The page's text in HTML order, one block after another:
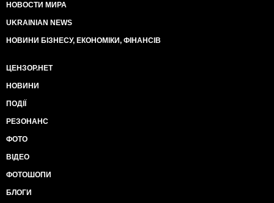
НОВОСТИ МИРА
UKRAINIAN NEWS
НОВИНИ БІЗНЕСУ, ЕКОНОМІКИ, ФІНАНСІВ
ЦЕНЗОР.НЕТ
НОВИНИ
ПОДІЇ
РЕЗОНАНС
ФОТО
ВІДЕО
ФОТОШОПИ
БЛОГИ